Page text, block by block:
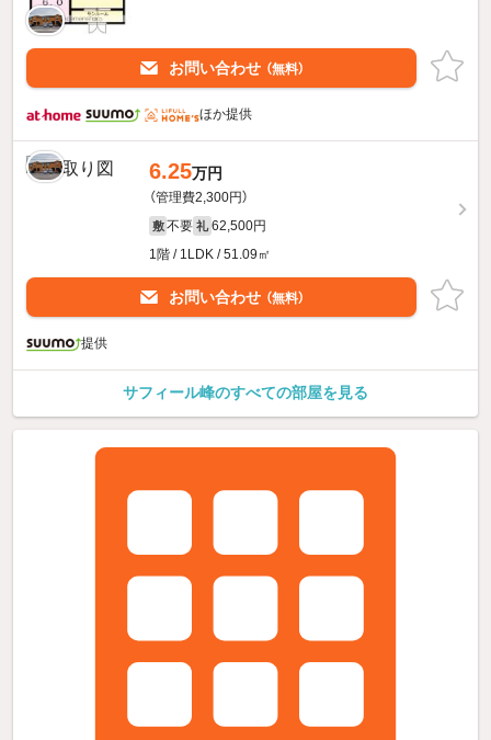
お問い合わせ （無料）
ほか提供
6.25万円
（管理費2,300円）
敷 不要 礼 62,500円
1階 / 1LDK / 51.09㎡
お問い合わせ （無料）
提供
サフィール峰のすべての部屋を見る